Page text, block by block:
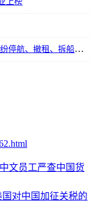
海运运价已暴跌90%！马士基等船公司纷纷停航、撤租、拆船，专家预测2023价格战全面开打
文员工严查中国货
对中国加征关税的